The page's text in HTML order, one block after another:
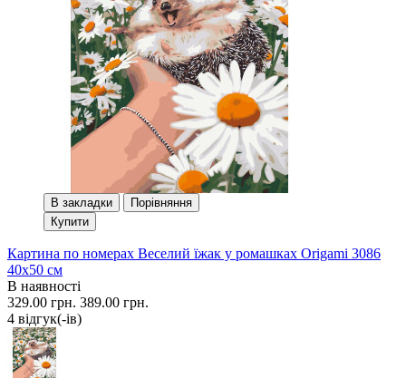
В закладки
Порівняння
Купити
Картина по номерах Веселий їжак у ромашках Origami 3086
40x50 см
В наявності
329.00 грн. 389.00 грн.
4 вiдгук(-iв)